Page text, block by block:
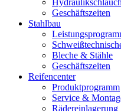
Geschäftszeiten
Stahlbau
Bleche & Stähle
Geschäftszeiten
Reifencenter
Produktprogramm
Service &
Rädereinlagerung